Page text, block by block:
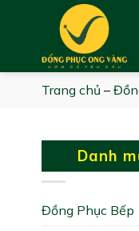
Trang chủ –
Danh
Đồng Phục Bếp